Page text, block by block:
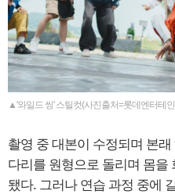
▲'와일드 씽' 스틸컷(사진출처=롯데엔터테
촬영 중 대본이 수정되며 본
다리를 원형으로 돌리며 몸을
됐다. 그러나 연습 과정 중에